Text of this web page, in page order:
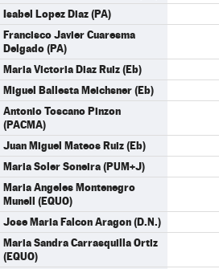
Isabel Lopez Diaz (PA)
Francisco Javier Cuaresma
Delgado (PA)
Maria Victoria Diaz Ruiz (Eb)
Miguel Ballesta Meichsner (Eb)
Antonio Toscano Pinzon
(PACMA)
Juan Miguel Mateos Ruiz (Eb)
Maria Soler Soneira (PUM+J)
Maria Angeles Montenegro
Munell (EQUO)
Jose Maria Falcon Aragon (D.N.)
Maria Sandra Carrasquilla Ortiz
(EQUO)